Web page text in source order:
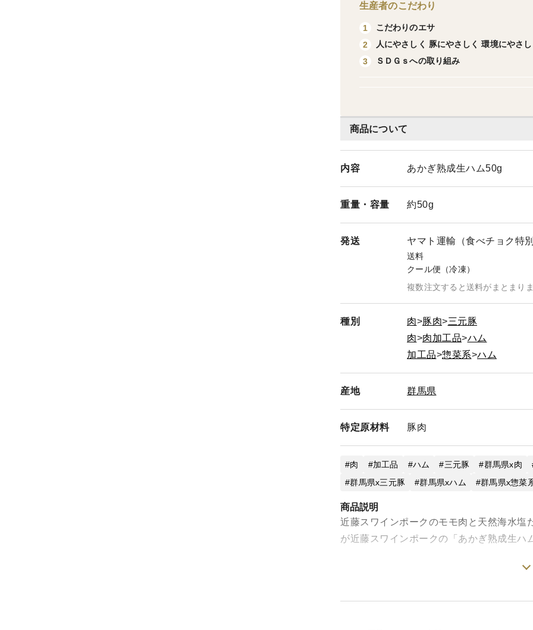
商品について
内容 あかぎ熟成生ハム50g
重量・ 容量 約50g
発送 ヤマト運輸（食べチョク特
送料
クール便（冷凍）
複数注文すると送料がまとまり
種別 肉 豚肉
三元豚
肉
肉加工品
ハム
加工品
惣菜系 ハム
産地 群馬県
特定原材料 豚肉
肉 加工品 ハム 三元豚
群馬県x肉
群馬県x三元豚
群馬県xハム 群馬県x惣菜
商品説明
近藤スワインポークのモモ肉と天然海水
が近藤スワインポークの「あかぎ熟成生ハ
近藤スワインポークの後脚を丸ごと一本
生産者のこだわり
1
こだわりのエサ
2
人にやさしく 豚にやさしく 環境にやさ
3
ＳＤＧｓへの取り組み